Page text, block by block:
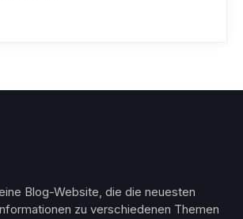
Blog-Website, die die neuesten
zu verschiedenen Themen